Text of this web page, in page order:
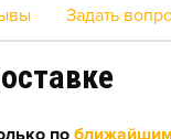
Задать